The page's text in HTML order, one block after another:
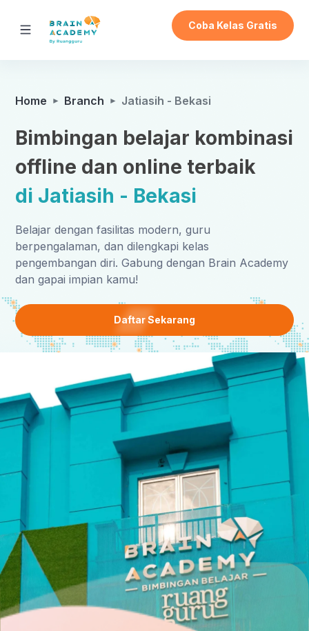
Coba Kelas Gratis
Home Branch Jatiasih - Bekasi
Bimbingan belajar kombinasi
offline dan online terbaik
di Jatiasih - Bekasi
Belajar dengan fasilitas modern, guru
berpengalaman, dan dilengkapi kelas
pengembangan diri. Gabung dengan Brain Academy
dan gapai impian kamu!
Daftar Sekarang